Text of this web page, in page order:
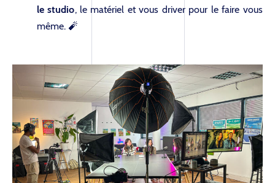
le studio, le matériel et vous driver pour le faire vous
même. 🧨